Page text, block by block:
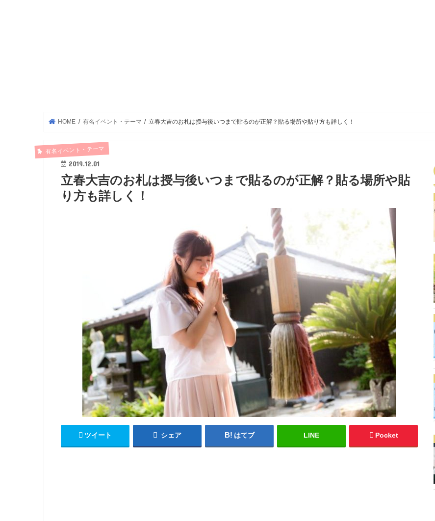
HOME 有名イベント・テーマ 立春大吉のお札は授与後いつまで貼るのが正解？貼る場所や貼り方も詳しく！
有名イベント・テーマ
2019.12.01
立春大吉のお札は授与後いつまで貼るのが正解？貼る場所や貼
り方も詳しく！
ツイート シェア はてブ LINE Pocket